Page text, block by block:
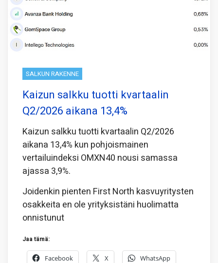
SALKUN RAKENNE
Kaizun salkku tuotti kvartaalin
Q2/2026 aikana 13,4%
Kaizun salkku tuotti kvartaalin Q2/2026
aikana 13,4% kun pohjoismainen
vertailuindeksi OMXN40 nousi samassa
ajassa 3,9%.
Joidenkin pienten First North kasvuyritysten
osakkeita en ole yrityksistäni huolimatta
onnistunut
Jaa tämä:
Facebook X WhatsApp